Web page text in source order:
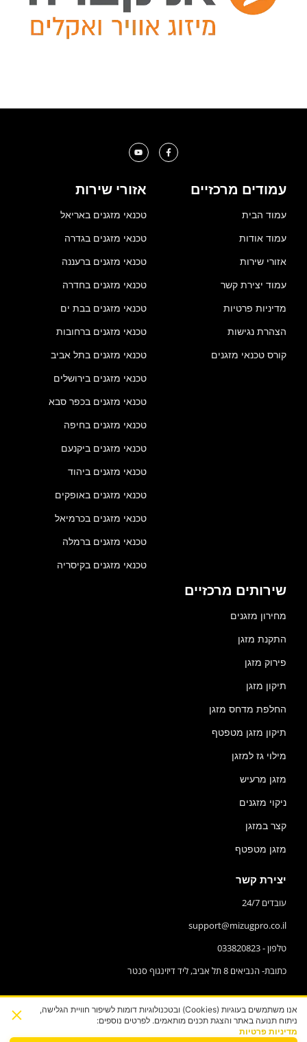
עמודים מרכזיים
עמוד הבית
עמוד אודות
אזורי שירות
עמוד יצירת קשר
מדיניות פרטיות
הצהרת נגישות
קורס טכנאי מזגנים
אזורי שירות
טכנאי מזגנים באריאל
טכנאי מזגנים בגדרה
טכנאי מזגנים ברעננה
טכנאי מזגנים בחדרה
טכנאי מזגנים בבת ים
טכנאי מזגנים ברחובות
טכנאי מזגנים בתל אביב
טכנאי מזגנים בירושלים
טכנאי מזגנים בכפר סבא
טכנאי מזגנים בחיפה
טכנאי מזגנים ביקנעם
טכנאי מזגנים ביהוד
טכנאי מזגנים באופקים
טכנאי מזגנים בכרמיאל
טכנאי מזגנים ברמלה
טכנאי מזגנים בקיסריה
שירותים מרכזיים
מחירון מזגנים
התקנת מזגן
פירוק מזגן
תיקון מזגן
החלפת מדחס מזגן
תיקון מזגן מטפטף
מילוי גז למזגן
מזגן מרעיש
ניקוי מזגנים
קצר במזגן
מזגן מטפטף
יצירת קשר
עובדים 24/7
support@mizugpro.co.il
טלפון - 033820823
כתובת- הנביאים 8 תל אביב, ליד דיזינגוף סנטר
×
אנו משתמשים בעוגיות (Cookies) ובטכנולוגיות דומות לשיפור חוויית הגלישה,
ניתוח תנועה באתר והצגת תכנים מותאמים. לפרטים נוספים:
מדיניות פרטיות